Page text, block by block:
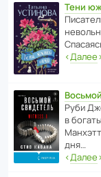
Тени
‹Далее›
Руби
в
дня…
‹Далее›